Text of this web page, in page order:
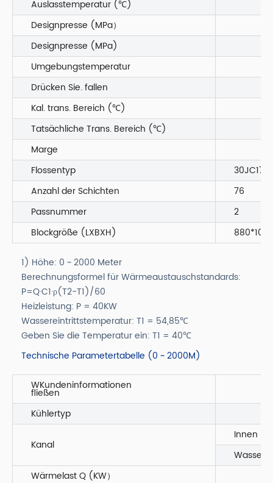
Auslasstemperatur (℃)
Designpresse (MPa）
Designpresse (MPa)
Umgebungstemperatur
Drücken Sie. fallen
Kal. trans. Bereich (℃)
Tatsächliche Trans. Bereich (℃)
Marge
Flossentyp
Anzahl der Schichten
76
Passnummer
2
Blockgröße (LXBXH)
1) Höhe: 0 ~ 2000 Meter
Berechnungsformel für Wärmeaustauschstandards:
P=Q·C1·ρ(T2-T1)/60
Heizleistung: P = 40KW
Wassereintrittstemperatur: T1 = 54,85℃
Geben Sie die Temperatur ein: T1 = 40℃
Technische Parametertabelle (0 ~ 2000M)
WKundeninformationen
fließen
Kühlertyp
Kanal
Innen
Wasser
Wärmelast Q (KW）